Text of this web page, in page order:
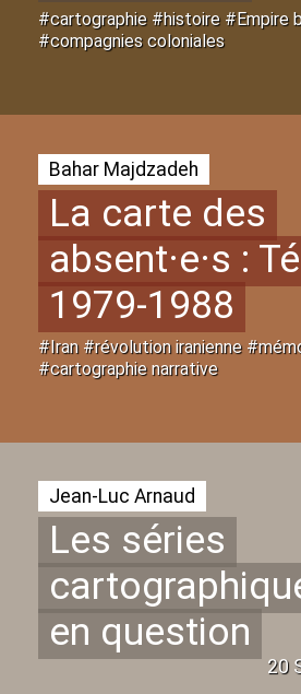
#cartographie #histoire #Empire
#compagnies coloniales
Bahar Majdzadeh
La carte des
absent·e·s :
1979-1988
#Iran #révolution iranienne
#cartographie narrative
Jean-Luc Arnaud
Les séries
en question
20